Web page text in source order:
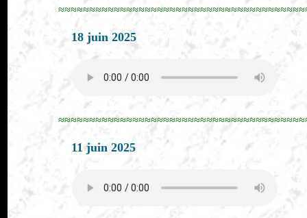
18 juin 2025
11 juin 2025